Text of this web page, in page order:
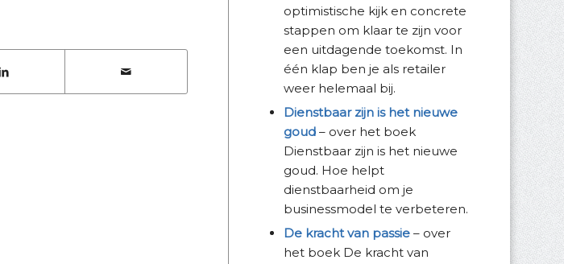
optimistische kijk en concrete
stappen om klaar te zijn voor
een uitdagende toekomst. In
één klap ben je als retailer
weer helemaal bij.
Dienstbaar zijn is het nieuwe
goud – over het boek
Dienstbaar zijn is het nieuwe
goud. Hoe helpt
dienstbaarheid om je
businessmodel te verbeteren.
De kracht van passie – over
het boek De kracht van